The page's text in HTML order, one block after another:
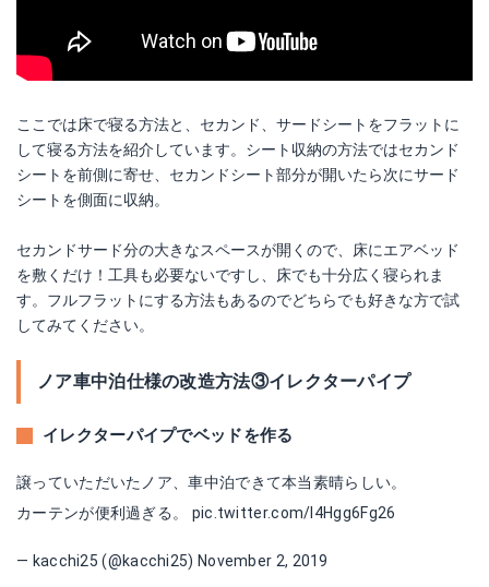
ここでは床で寝る方法と、セカンド、サードシートをフラットに
して寝る方法を紹介しています。シート収納の方法ではセカンド
シートを前側に寄せ、セカンドシート部分が開いたら次にサード
シートを側面に収納。
セカンドサード分の大きなスペースが開くので、床にエアベッド
を敷くだけ！工具も必要ないですし、床でも十分広く寝られま
す。フルフラットにする方法もあるのでどちらでも好きな方で試
してみてください。
ノア車中泊仕様の改造方法③イレクターパイプ
イレクターパイプでベッドを作る
譲っていただいたノア、車中泊できて本当素晴らしい。
カーテンが便利過ぎる。 pic.twitter.com/I4Hgg6Fg26
— kacchi25 (@kacchi25) November 2, 2019